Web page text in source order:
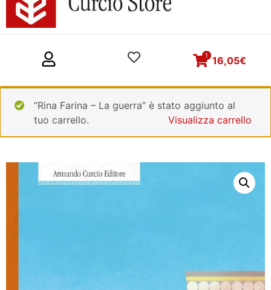
16,05€
1
“Rina Farina – La guerra” è stato aggiunto al
tuo carrello.
Visualizza carrello